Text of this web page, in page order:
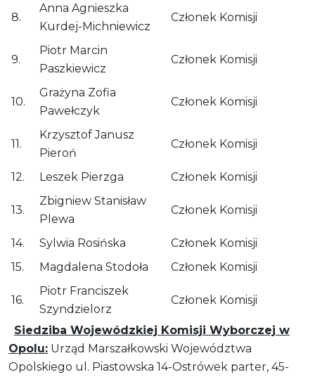
8.
Anna Agnieszka
Kurdej-Michniewicz
Członek Komisji
9.
Piotr Marcin
Paszkiewicz
Członek Komisji
10.
Grażyna Zofia
Pawełczyk
Członek Komisji
11.
Krzysztof Janusz
Pieroń
Członek Komisji
12. Leszek Pierzga Członek Komisji
13.
Zbigniew Stanisław
Plewa
Członek Komisji
14. Sylwia Rosińska
Członek Komisji
15.
Magdalena Stodoła Członek Komisji
16.
Piotr Franciszek
Szyndzielorz
Członek Komisji
Siedziba Wojewódzkiej Komisji Wyborczej w
Opolu: Urząd Marszałkowski Województwa
Opolskiego ul. Piastowska 14-Ostrówek parter, 45-